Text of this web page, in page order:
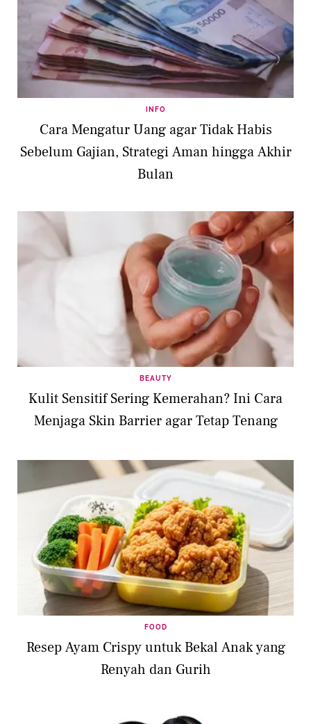
INFO
Cara Mengatur Uang agar Tidak Habis
Sebelum Gajian, Strategi Aman hingga Akhir
Bulan
BEAUTY
Kulit Sensitif Sering Kemerahan? Ini Cara
Menjaga Skin Barrier agar Tetap Tenang
FOOD
Resep Ayam Crispy untuk Bekal Anak yang
Renyah dan Gurih